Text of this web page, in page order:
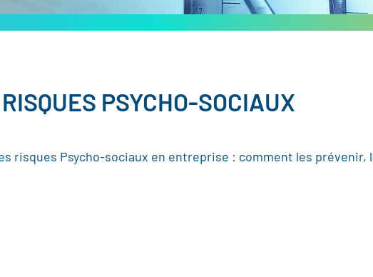
PSYCHO-SOCIAUX
risques Psycho-sociaux en entreprise : comment les